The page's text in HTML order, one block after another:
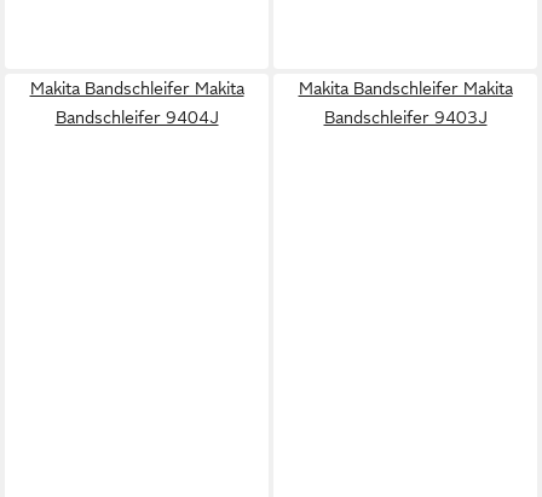
Makita Bandschleifer Makita
Bandschleifer 9404J
Makita Bandschleifer Makita
Bandschleifer 9403J